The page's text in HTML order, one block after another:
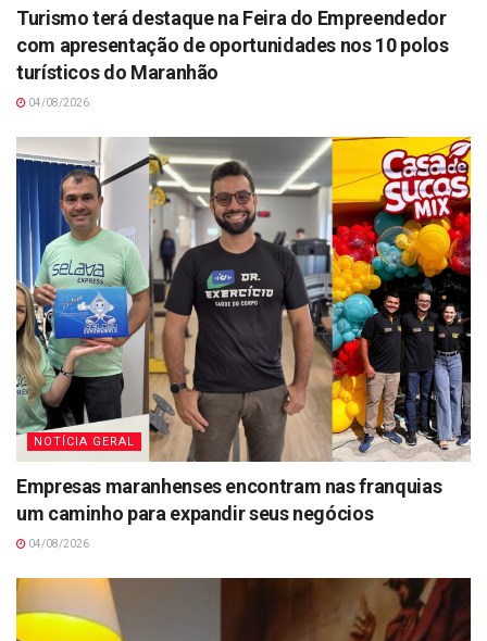
Turismo terá destaque na Feira do Empreendedor
com apresentação de oportunidades nos 10 polos
turísticos do Maranhão
04/08/2026
NOTÍCIA GERAL
Empresas maranhenses encontram nas franquias
um caminho para expandir seus negócios
04/08/2026